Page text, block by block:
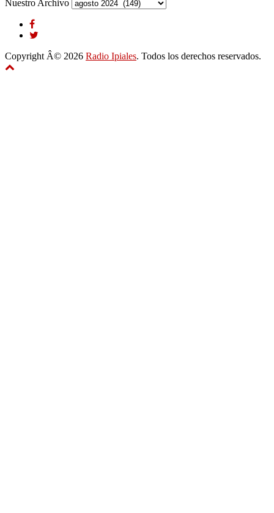
Nuestro Archivo
Copyright Â© 2026 Radio Ipiales. Todos los derechos reservados.